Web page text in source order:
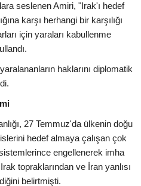
seslenen Amiri, "Irak'ı hedef
karşı herhangi bir karşılığı
için yaraları kabullenme
haklarını diplomatik
27 Temmuz'da ülkenin doğu
hedef almaya çalışan çok
engellenerek imha
topraklarından ve İran yanlısı
belirtmişti.